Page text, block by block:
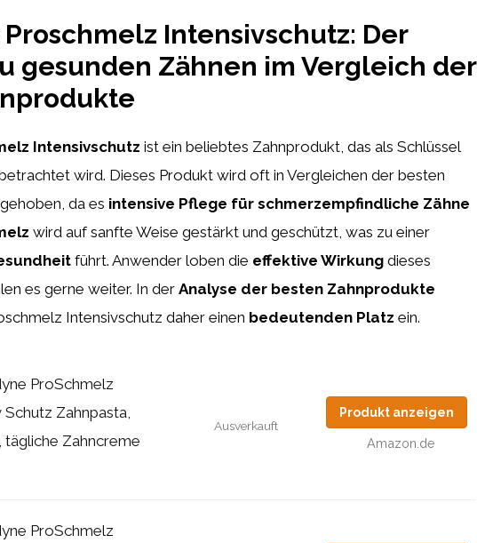
Intensivschutz: Der
gesunden Zähnen im Vergleich der
Intensivschutz ist ein beliebtes Zahnprodukt, das als Schlüssel
wird. Dieses Produkt wird oft in Vergleichen der besten
da es intensive Pflege für schmerzempfindliche Zähne
wird auf sanfte Weise gestärkt und geschützt, was zu einer
führt. Anwender loben die effektive Wirkung dieses
es gerne weiter. In derAnalyse der besten Zahnprodukte
Intensivschutz daher einen bedeutenden Platz ein.
ProSchmelz
Schutz Zahnpasta,
tägliche Zahncreme
Ausverkauft
Produkt anzeigen
Amazon.de
ProSchmelz